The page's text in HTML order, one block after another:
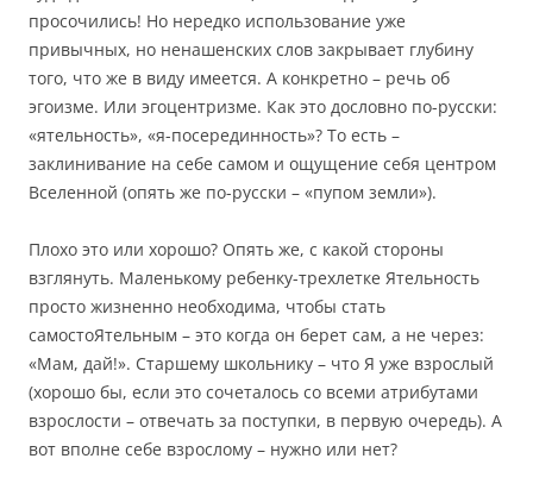
просочились! Но нередко использование уже
привычных, но ненашенских слов закрывает глубину
того, что же в виду имеется. А конкретно – речь об
эгоизме. Или эгоцентризме. Как это дословно по-русски:
«ятельность», «я-посерединность»? То есть –
заклинивание на себе самом и ощущение себя центром
Вселенной (опять же по-русски – «пупом земли»).
Плохо это или хорошо? Опять же, с какой стороны
взглянуть. Маленькому ребенку-трехлетке Ятельность
просто жизненно необходима, чтобы стать
самостоЯтельным – это когда он берет сам, а не через:
«Мам, дай!». Старшему школьнику – что Я уже взрослый
(хорошо бы, если это сочеталось со всеми атрибутами
взрослости – отвечать за поступки, в первую очередь). А
вот вполне себе взрослому – нужно или нет?